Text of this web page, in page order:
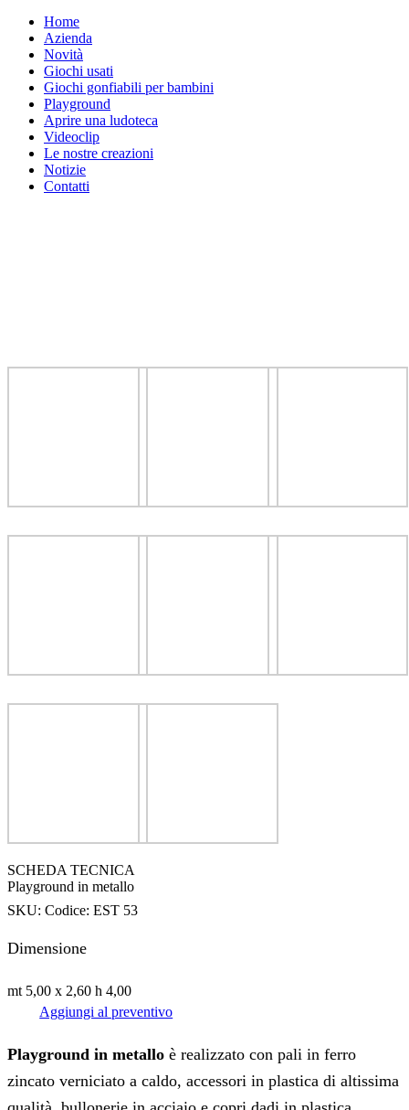
Home
Azienda
Novità
Giochi usati
Giochi gonfiabili per bambini
Playground
Aprire una ludoteca
Videoclip
Le nostre creazioni
Notizie
Contatti
SCHEDA TECNICA
Playground in metallo
SKU: Codice: EST 53
Dimensione
mt 5,00 x 2,60 h 4,00
Aggiungi al preventivo
Playground in metallo è realizzato con pali in ferro
zincato verniciato a caldo, accessori in plastica di altissima